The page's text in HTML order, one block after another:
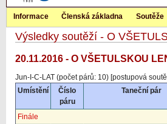
Informace Členská základna Soutěže
Výsledky soutěží - O
20.11.2016 - O VŠETULSKOU
Jun-I-C-LAT (počet párů: 10) [postupová
Umístění
Číslo
páru
Taneční pár
Finále